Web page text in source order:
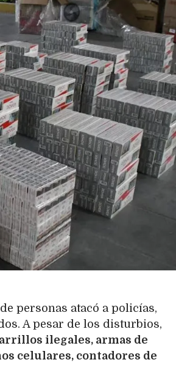
personas atacó a policías,
A pesar de los disturbios,
ilegales, armas de
celulares, contadores de